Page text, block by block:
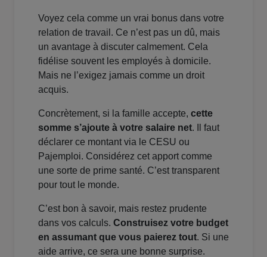
Voyez cela comme un vrai bonus dans votre
relation de travail. Ce n’est pas un dû, mais
un avantage à discuter calmement. Cela
fidélise souvent les employés à domicile.
Mais ne l’exigez jamais comme un droit
acquis.
Concrètement, si la famille accepte, cette
somme s’ajoute à votre salaire net. Il faut
déclarer ce montant via le CESU ou
Pajemploi. Considérez cet apport comme
une sorte de prime santé. C’est transparent
pour tout le monde.
C’est bon à savoir, mais restez prudente
dans vos calculs. Construisez votre budget
en assumant que vous paierez tout. Si une
aide arrive, ce sera une bonne surprise.